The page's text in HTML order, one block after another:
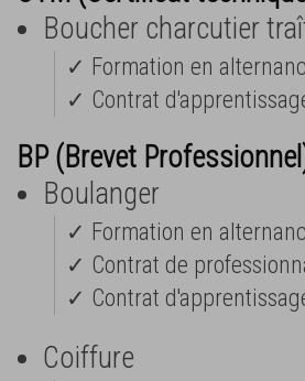
Boucher charcutier
✓ Formation en
✓ Contrat
BP (Brevet
Boulanger
✓ Formation en
✓ Contrat de
✓ Contrat
Coiffure